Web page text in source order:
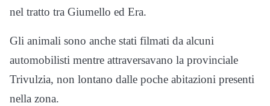
nel tratto tra Giumello ed Era.
Gli animali sono anche stati filmati da alcuni
automobilisti mentre attraversavano la provinciale
Trivulzia, non lontano dalle poche abitazioni presenti
nella zona.